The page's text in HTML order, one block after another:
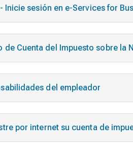
Inicie sesión en e-Services for
de Cuenta del Impuesto sobre la
del empleador
por internet su cuenta de